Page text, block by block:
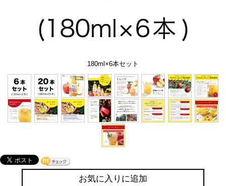
180ml×6本セット
お気に入りに追加